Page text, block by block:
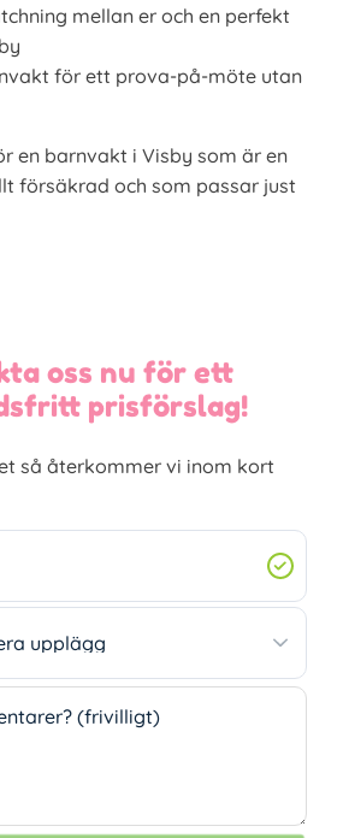
mellan er och en perfekt
för ett prova-på-möte utan
en barnvakt i Visby som är en
försäkrad och som passar just
oss nu för ett
prisförslag!
så återkommer vi inom kort
upplägg
upplägg
(frivilligt)